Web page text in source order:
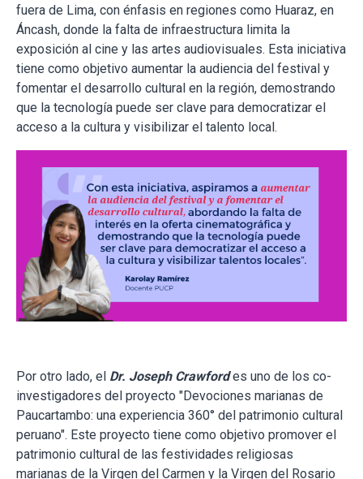
fuera de Lima, con énfasis en regiones como Huaraz, en
Áncash, donde la falta de infraestructura limita la
exposición al cine y las artes audiovisuales. Esta iniciativa
tiene como objetivo aumentar la audiencia del festival y
fomentar el desarrollo cultural en la región, demostrando
que la tecnología puede ser clave para democratizar el
acceso a la cultura y visibilizar el talento local.
Por otro lado, el Dr. Joseph Crawfordes uno de los co-
investigadores del proyecto "Devociones marianas de
Paucartambo: una experiencia 360° del patrimonio cultural
peruano". Este proyecto tiene como objetivo promover el
patrimonio cultural de las festividades religiosas
marianas de la Virgen del Carmen y la Virgen del Rosario